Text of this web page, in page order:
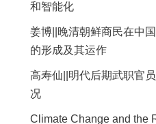
和智能化
姜博||晚清朝鲜商民在中
的形成及其运作
高寿仙||明代后期武职官
况
Climate Change and the